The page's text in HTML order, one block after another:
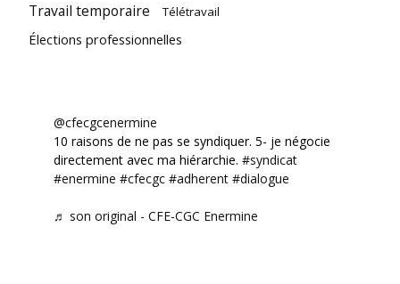
Travail temporaire Télétravail
Élections professionnelles
@cfecgcenermine
10 raisons de ne pas se syndiquer. 5- je négocie
directement avec ma hiérarchie. #syndicat
#enermine #cfecgc #adherent #dialogue
♬ son original - CFE-CGC Enermine